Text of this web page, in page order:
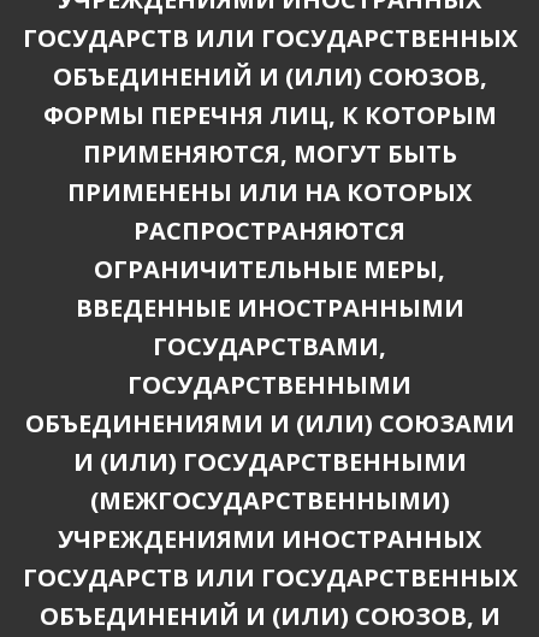
ГОСУДАРСТВ ИЛИ ГОСУДАРСТВЕННЫХ
ОБЪЕДИНЕНИЙ И (ИЛИ) СОЮЗОВ,
ФОРМЫ ПЕРЕЧНЯ ЛИЦ, К КОТОРЫМ
ПРИМЕНЯЮТСЯ, МОГУТ БЫТЬ
ПРИМЕНЕНЫ ИЛИ НА КОТОРЫХ
РАСПРОСТРАНЯЮТСЯ
ОГРАНИЧИТЕЛЬНЫЕ МЕРЫ,
ВВЕДЕННЫЕ ИНОСТРАННЫМИ
ГОСУДАРСТВАМИ,
ГОСУДАРСТВЕННЫМИ
ОБЪЕДИНЕНИЯМИ И (ИЛИ) СОЮЗАМИ
И (ИЛИ) ГОСУДАРСТВЕННЫМИ
(МЕЖГОСУДАРСТВЕННЫМИ)
УЧРЕЖДЕНИЯМИ ИНОСТРАННЫХ
ГОСУДАРСТВ ИЛИ ГОСУДАРСТВЕННЫХ
ОБЪЕДИНЕНИЙ И (ИЛИ) СОЮЗОВ, И